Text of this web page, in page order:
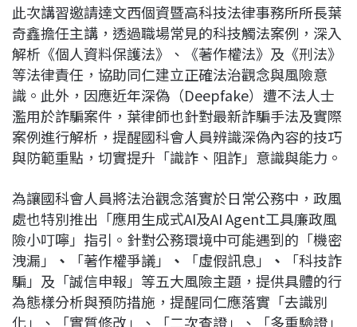
此次講習邀請達文西個資暨高科技法律事務所所長葉
奇鑫擔任主講，透過職場常見的科技觸法案例，深入
解析《個人資料保護法》、《著作權法》及《刑法》
等法律責任，協助同仁建立正確法治觀念與風險意
識。此外，因應近年深偽（Deepfake）遭不法人士
濫用於詐騙案件，葉律師也針對最新詐騙手法及實際
案例進行解析，提醒國科會人員辨識深偽內容的技巧
與防範重點，切實提升「識詐、阻詐」意識與能力。
為讓國科會人員將法治觀念落實於日常公務中，政風
處也特別推出「應用生成式AI及AI Agent工具廉政風
險小叮嚀」指引。針對公務環境中可能遇到的「機密
洩漏」
、 「著作權爭議」 、 「虛假訊息」 、
「科技詐
騙」及「誠信申報」等五大風險主題，提供具體的行
為態樣分析與預防措施，提醒同仁應落實「去識別
化」、「實質修改」、「二次查證」、「多重驗證」